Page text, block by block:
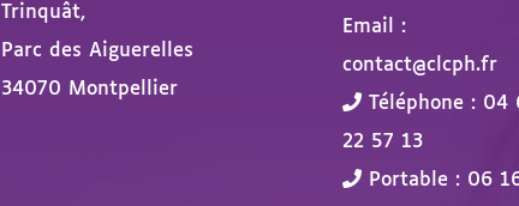
Trinquât,
Parc des Aiguerelles
34070 Montpellier
Email :
contact@clcph.fr
Téléphone : 04
22 57 13
Portable : 06